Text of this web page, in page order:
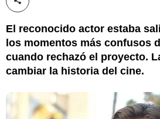
Compartir esta noticia
El reconocido actor estaba
los momentos más confusos
cuando rechazó el proyecto.
cambiar la historia del cine.